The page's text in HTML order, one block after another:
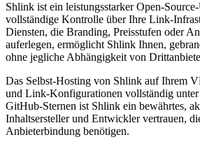
Shlink ist ein leistungsstarker Open-
vollständige Kontrolle über Ihre Link-
Diensten, die Branding, Preisstufen oder
auferlegen, ermöglicht Shlink Ihnen,
ohne jegliche Abhängigkeit von
Das Selbst-Hosting von Shlink auf Ihrem
und Link-Konfigurationen vollständig
GitHub-Sternen ist Shlink ein bewährtes,
Inhaltsersteller und Entwickler vertrauen,
Anbieterbindung benötigen.